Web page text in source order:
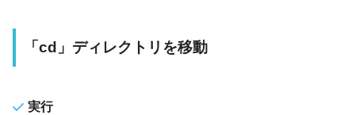
「cd」ディレクトリを移動
実行